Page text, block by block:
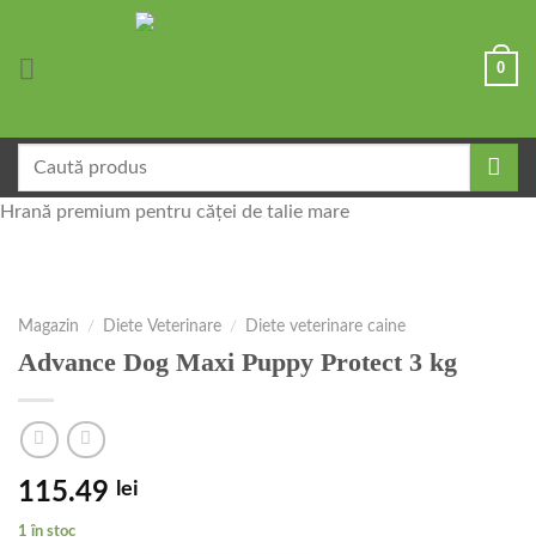
0
după:
Hrană premium pentru căței de talie mare
Magazin / Diete Veterinare / Diete veterinare caine
Advance Dog Maxi Puppy Protect 3 kg
115.49 lei
1 în stoc